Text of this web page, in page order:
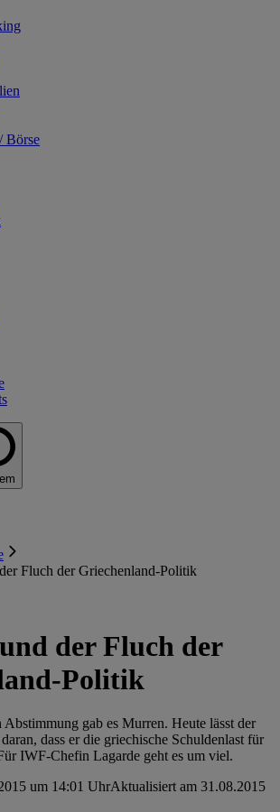
Börse
Fluch der Griechenland-Politik
der Fluch der
Politik
Abstimmung gab es Murren. Heute lässt der
dass er die griechische Schuldenlast für
IWF-Chefin Lagarde geht es um viel.
um 14:01 UhrAktualisiert am 31.08.2015